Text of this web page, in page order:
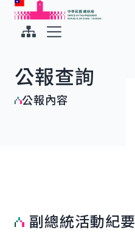
跳到主要內容
中華民國總統府
公報查詢
公報內容
副總統活動紀要